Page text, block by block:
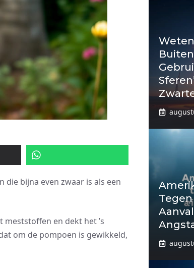
die bijna even zwaar is als een
en dekt het ’s
om de pompoen is gewikkeld,